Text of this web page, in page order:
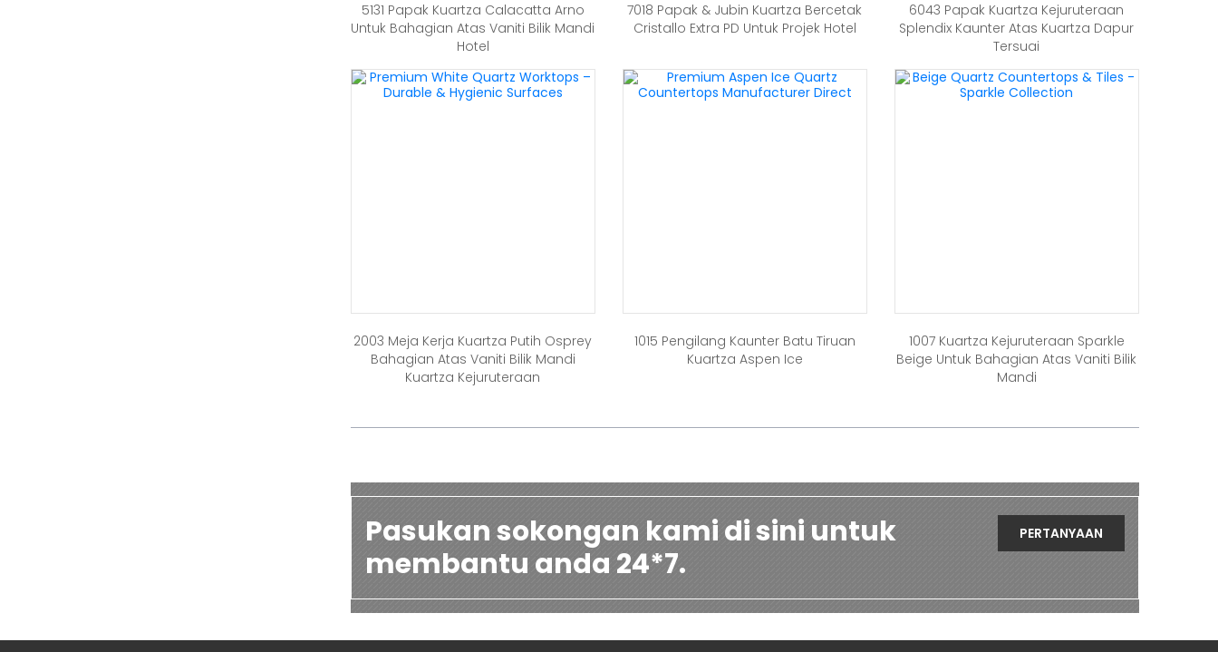
5131 Papak Kuartza Calacatta Arno
Untuk Bahagian Atas Vaniti Bilik Mandi
Hotel
7018 Papak & Jubin Kuartza Bercetak
Cristallo Extra PD Untuk Projek Hotel
6043 Papak Kuartza Kejuruteraan
Splendix Kaunter Atas Kuartza Dapur
Tersuai
2003 Meja Kerja Kuartza Putih Osprey
Bahagian Atas Vaniti Bilik Mandi
Kuartza Kejuruteraan
1015 Pengilang Kaunter Batu Tiruan
Kuartza Aspen Ice
1007 Kuartza Kejuruteraan Sparkle
Beige Untuk Bahagian Atas Vaniti Bilik
Mandi
Pasukan sokongan kami di sini untuk
membantu anda 24*7.
PERTANYAAN